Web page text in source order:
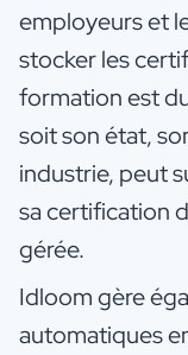
employeurs et
stocker les
formation est
soit son état,
industrie, peut
sa certification
gérée.
Idloom gère
automatiques